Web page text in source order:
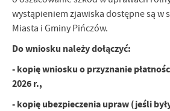
wystąpieniem zjawiska dostępne są w
Miasta i Gminy Pińczów.
Do wniosku należy dołączyć:
- kopię wniosku o przyznanie
2026 r.,
- kopię ubezpieczenia upraw (jeśli
partnerami oraz innych dostawców usług.
prezentujących nasze treści w postaci
społecznościowych.